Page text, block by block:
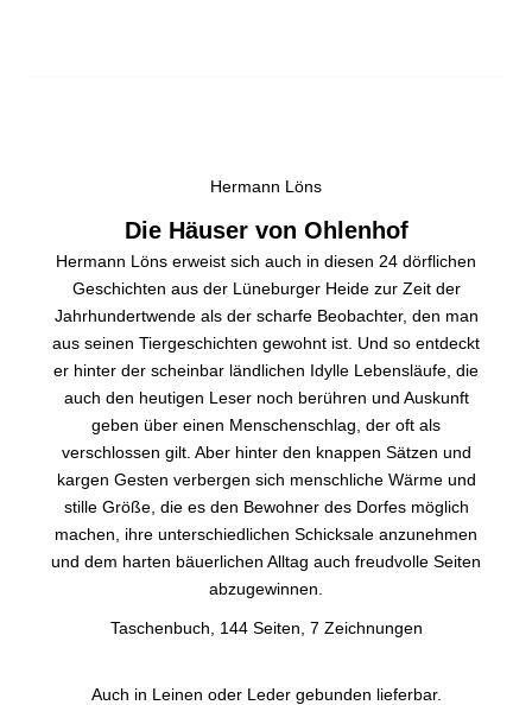
Hermann Löns
Die Häuser von Ohlenhof
Hermann Löns erweist sich auch in diesen 24 dörflichen
Geschichten aus der Lüneburger Heide zur Zeit der
Jahrhundertwende als der scharfe Beobachter, den man
aus seinen Tiergeschichten gewohnt ist. Und so entdeckt
er hinter der scheinbar ländlichen Idylle Lebensläufe, die
auch den heutigen Leser noch berühren und Auskunft
geben über einen Menschenschlag, der oft als
verschlossen gilt. Aber hinter den knappen Sätzen und
kargen Gesten verbergen sich menschliche Wärme und
stille Größe, die es den Bewohner des Dorfes möglich
machen, ihre unterschiedlichen Schicksale anzunehmen
und dem harten bäuerlichen Alltag auch freudvolle Seiten
abzugewinnen.
Taschenbuch, 144 Seiten, 7 Zeichnungen
Auch in Leinen oder Leder gebunden lieferbar.